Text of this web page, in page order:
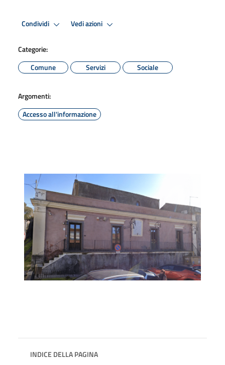
Condividi Vedi azioni
Categorie:
Comune
Servizi Sociale
Argomenti:
Accesso all'informazione
INDICE DELLA PAGINA